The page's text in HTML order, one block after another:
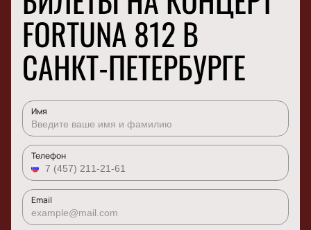
FORTUNA 812 В
САНКТ-ПЕТЕРБУРГЕ
Имя
Телефон
Email